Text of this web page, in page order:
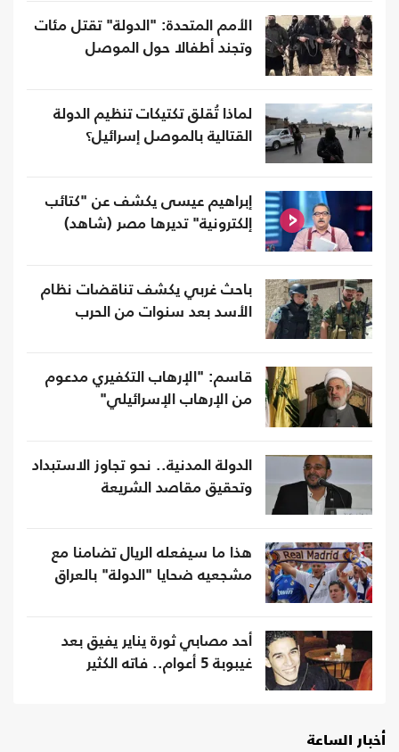
الأمم المتحدة: "الدولة" تقتل مئات
وتجند أطفالا حول الموصل
لماذا تُقلق تكتيكات تنظيم الدولة
القتالية بالموصل إسرائيل؟
إبراهيم عيسى يكشف عن "كتائب
إلكترونية" تديرها مصر (شاهد)
باحث غربي يكشف تناقضات نظام
الأسد بعد سنوات من الحرب
قاسم: "الإرهاب التكفيري مدعوم
من الإرهاب الإسرائيلي"
الدولة المدنية.. نحو تجاوز الاستبداد
وتحقيق مقاصد الشريعة
هذا ما سيفعله الريال تضامنا مع
مشجعيه ضحايا "الدولة" بالعراق
أحد مصابي ثورة يناير يفيق بعد
غيبوبة 5 أعوام.. فاته الكثير
أخبار الساعة